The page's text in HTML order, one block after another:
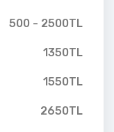
500 - 2500TL
1350TL
1550TL
2650TL